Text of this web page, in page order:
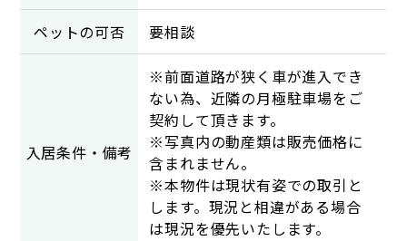
ペットの可否 要相談
入居条件・備考
※前面道路が狭く車が進入でき
ない為、近隣の月極駐車場をご
契約して頂きます。
※写真内の動産類は販売価格に
含まれません。
※本物件は現状有姿での取引と
します。現況と相違がある場合
は現況を優先いたします。